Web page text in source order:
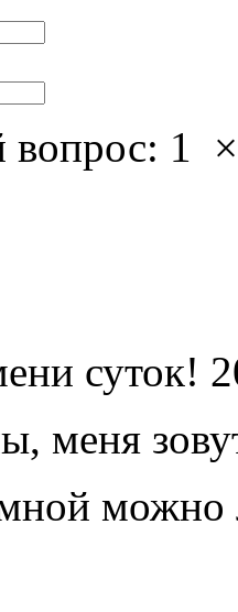
1
суток!
меня
мной